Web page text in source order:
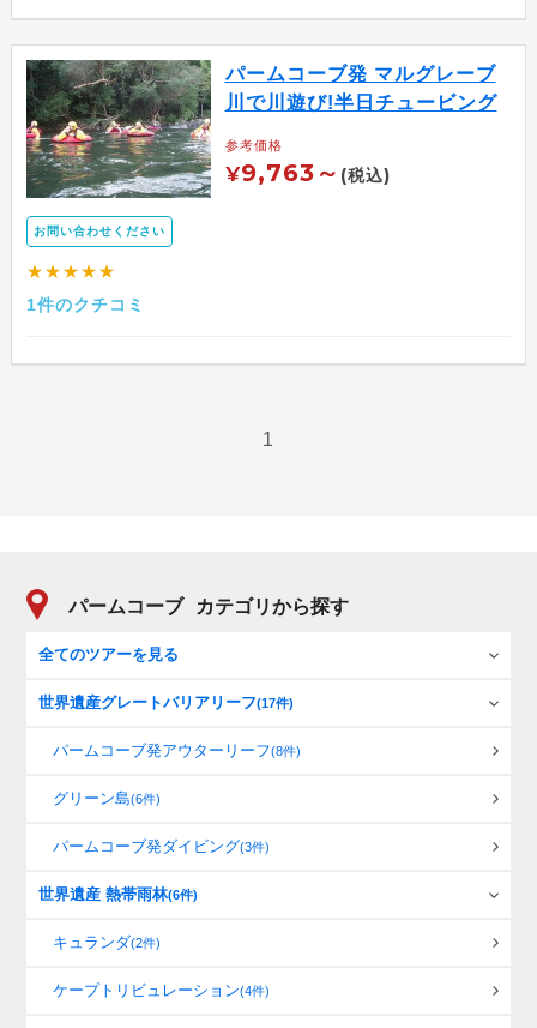
お問い合わせください
★★★★★
1件のクチコミ
パームコーブ発 マルグレーブ
川で川遊び!半日チュービング
参考価格
¥9,763～ (税込)
1
パームコーブ カテゴリから探す
全てのツアーを見る
世界遺産グレートバリアリーフ(17件)
パームコーブ発アウターリーフ(8件)
グリーン島(6件)
パームコーブ発ダイビング(3件)
世界遺産 熱帯雨林(6件)
キュランダ(2件)
ケープトリビュレーション(4件)